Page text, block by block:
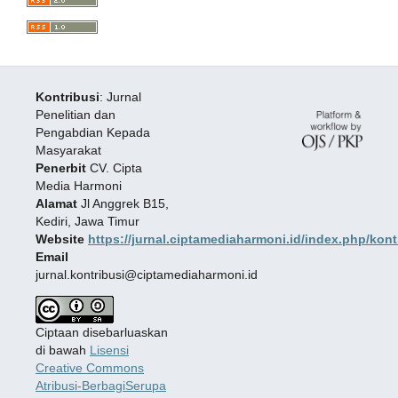
Kontribusi: Jurnal
Penelitian dan
Pengabdian Kepada
Masyarakat
PenerbitCV. Cipta
Media Harmoni
AlamatJl Anggrek B15,
Kediri, Jawa Timur
Website https://jurnal.ciptamediaharmoni.id/index.php/
Email
jurnal.kontribusi@ciptamediaharmoni.id
Ciptaan disebarluaskan
di bawah Lisensi
Creative Commons
Atribusi-BerbagiSerupa